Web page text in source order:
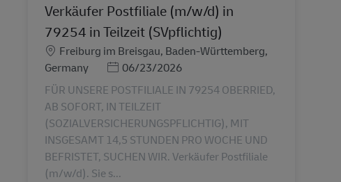
Verkäufer Postfiliale (m/w/d) in
79254 in Teilzeit (SVpflichtig)
Miesto
Freiburg im Breisgau, Baden-Württemberg,
Germany
Posted Date
06/23/2026
FÜR UNSERE POSTFILIALE IN 79254 OBERRIED,
AB SOFORT, IN TEILZEIT
(SOZIALVERSICHERUNGSPFLICHTIG), MIT
INSGESAMT 14,5 STUNDEN PRO WOCHE UND
BEFRISTET, SUCHEN WIR. Verkäufer Postfiliale
(m/w/d). Sie s...